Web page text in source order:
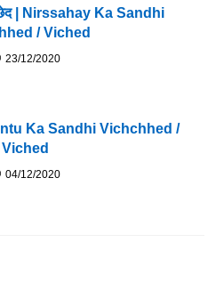
| Nirssahay Ka Sandhi
/ Viched
23/12/2020
Ka Sandhi Vichchhed /
Viched
04/12/2020